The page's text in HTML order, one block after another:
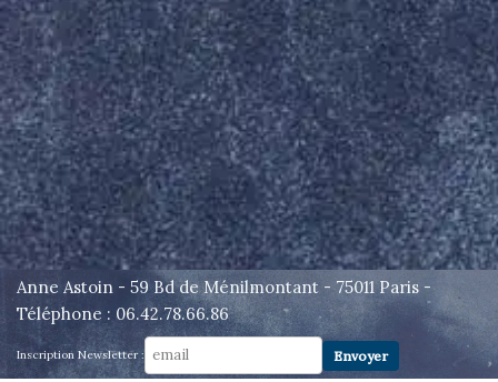
Anne Astoin - 59 Bd de Ménilmontant - 75011 Paris -
Téléphone : 06.42.78.66.86
Inscription Newsletter :